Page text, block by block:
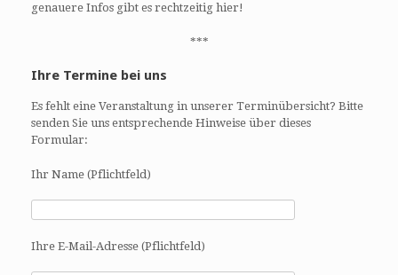
genauere Infos gibt es rechtzeitig hier!
***
Ihre Termine bei uns
Es fehlt eine Veranstaltung in unserer Terminübersicht? Bitte
senden Sie uns entsprechende Hinweise über dieses
Formular:
Ihr Name (Pflichtfeld)
Ihre E-Mail-Adresse (Pflichtfeld)